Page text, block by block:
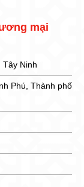
mại
Tây Ninh
Phú, Thành phố